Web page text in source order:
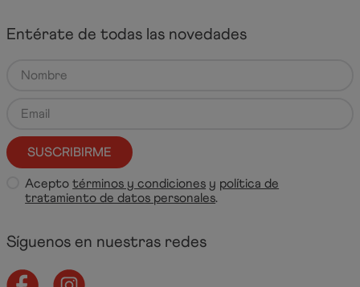
Entérate de todas las novedades
SUSCRIBIRME
Aceptotérminos y condiciones y política de
tratamiento de datos personales.
Síguenos en nuestras redes